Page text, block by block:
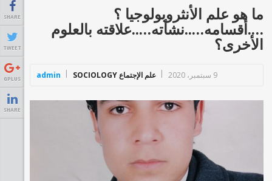
SHARE
TWEET
GPLUS
SHARE
ما هو علم الأنثروبولوجيا ؟
….أقسامه…..نشأته…..علاقته بالعلوم
الأخرى؟
admin علم الإجتماع SOCIOLOGY 9 سبتمبر، 2020